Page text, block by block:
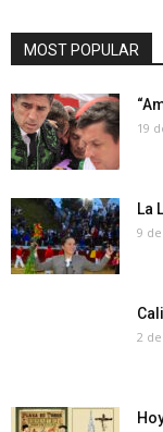
MOST POPULAR
19
La
9
2